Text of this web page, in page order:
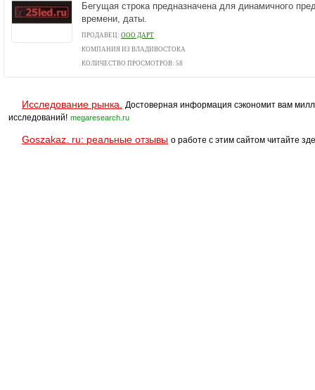
Бегущая строка предназначена для динамичного
времени, даты.
ПРОДАВЕЦ: ООО ДАРТ
КОМПАНИЯ ИЗ ВЛАДИВОСТОКА
КОЛИЧЕСТВО ПРОСМОТРОВ: 58
Исследование рынка.
Достоверная информация сэкономит вам
исследований! megaresearch.ru
Goszakaz. ru: реальные отзывы о работе с этим сайтом читайте